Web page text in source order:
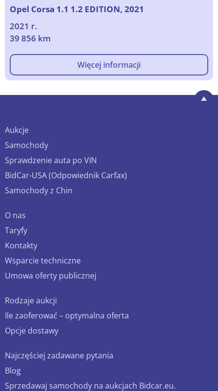
Opel Corsa 1.1 1.2 EDITION, 2021
2021 г.
39 856 km
Więcej informacji
Aukcje
Samochody
Sprawdzenie auta po VIN
BidCar-USA (Odpowiednik Carfax)
Samochody z Chin
O nas
Taryfy
Kontakty
Wsparcie techniczne
Umowa oferty publicznej
Rodzaje aukcji
Ile zaoferować – optymalna oferta
Opcje dostawy
Najczęściej zadawane pytania
Blog
Sprzedawaj samochody na aukcjach Bidcar.eu.